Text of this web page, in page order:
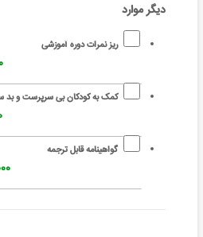
دیگر موارد
ریز نمرات دوره آموزشی
کمک به کودکان بی سرپرست و بد
گواهینامه قابل ترجمه